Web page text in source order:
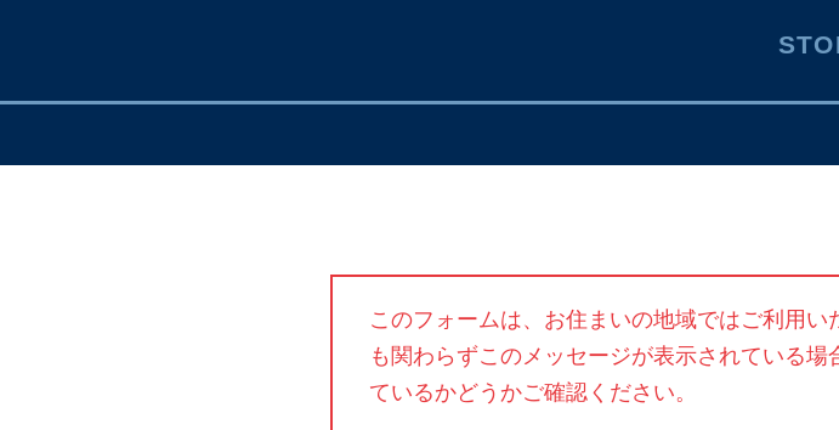
このフォームは、お住まいの地域ではご利用
も関わらずこのメッセージが表示されている
ているかどうかご確認ください。